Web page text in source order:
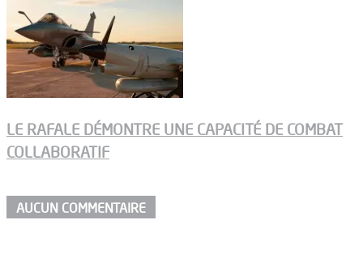
LE RAFALE DÉMONTRE UNE CAPACITÉ DE COMBAT
COLLABORATIF
AUCUN COMMENTAIRE